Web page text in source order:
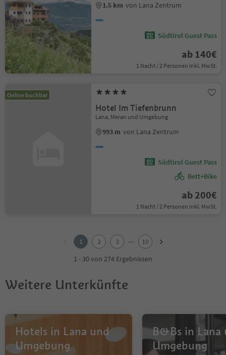
1.5 km von Lana Zentrum
Südtirol Guest Pass
ab 140€
1 Nacht / 2 Personen Inkl. MwSt.
Online buchbar
Hotel Im Tiefenbrunn
Lana, Meran und Umgebung
993 m von Lana Zentrum
Südtirol Guest Pass
Bett+Bike
ab 200€
1 Nacht / 2 Personen Inkl. MwSt.
6
7
10
1 2 3 ...
10
1 - 30 von 274 Ergebnissen
Weitere Unterkünfte
Hotels in Lana und
Umgebung
B&Bs in Lana
Umgebung